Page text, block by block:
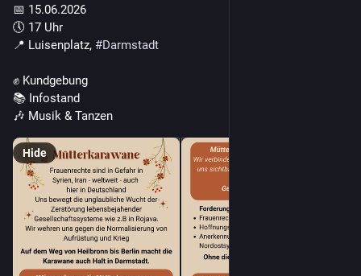
📅 15.06.2026
🕔 17 Uhr
📍 Luisenplatz, #Darmstadt
✊ Kundgebung
📚 Infostand
🎶 Musik & Tanzen
Hide